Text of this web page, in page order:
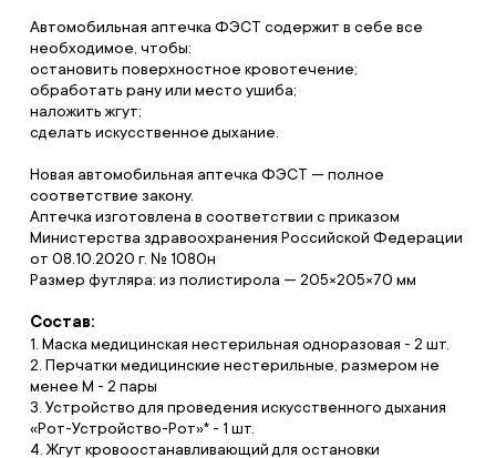
Автомобильная аптечка ФЭСТ содержит в себе все
необходимое, чтобы:
остановить поверхностное кровотечение;
обработать рану или место ушиба;
наложить жгут;
сделать искусственное дыхание.
Новая автомобильная аптечка ФЭСТ — полное
соответствие закону.
Аптечка изготовлена в соответствии с приказом
Министерства здравоохранения Российской Федерации
от 08.10.2020 г. № 1080н
Размер футляра: из полистирола — 205×205×70 мм
Состав:
1. Маска медицинская нестерильная одноразовая - 2 шт.
2. Перчатки медицинские нестерильные, размером не
менее М - 2 пары
3. Устройство для проведения искусственного дыхания
«Рот-Устройство-Рот»* - 1 шт.
4. Жгут кровоостанавливающий для остановки